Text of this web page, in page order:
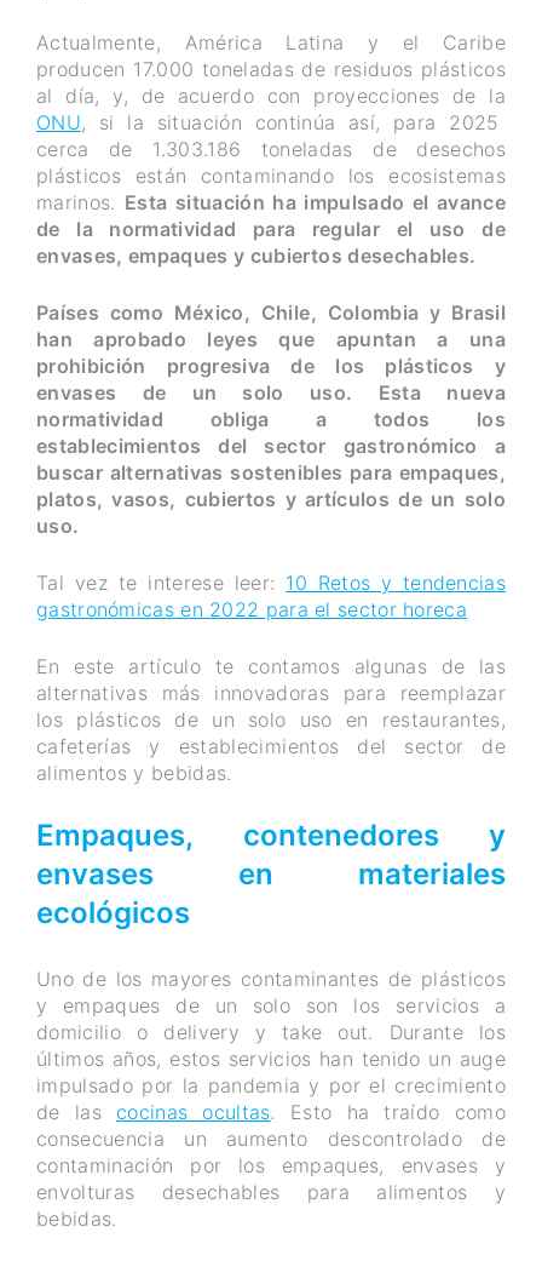
Actualmente, América Latina y el Caribe
producen 17.000 toneladas de residuos plásticos
al día, y, de acuerdo con proyecciones de la
ONU, si la situación continúa así, para 2025
cerca de 1.303.186 toneladas de desechos
plásticos están contaminando los ecosistemas
marinos. Esta situación ha impulsado el avance
de la normatividad para regular el uso de
envases, empaques y cubiertos desechables.
Países como México, Chile, Colombia y Brasil
han aprobado leyes que apuntan a una
prohibición progresiva de los plásticos y
envases de un solo uso. Esta nueva
normatividad obliga a todos los
establecimientos del sector gastronómico a
buscar alternativas sostenibles para empaques,
platos, vasos, cubiertos y artículos de un solo
uso.
Tal vez te interese leer: 10 Retos y tendencias
gastronómicas en 2022 para el sector horeca
En este artículo te contamos algunas de las
alternativas más innovadoras para reemplazar
los plásticos de un solo uso en restaurantes,
cafeterías y establecimientos del sector de
alimentos y bebidas.
Empaques, contenedores y
envases en materiales
ecológicos
Uno de los mayores contaminantes de plásticos
y empaques de un solo son los servicios a
domicilio o delivery y take out. Durante los
últimos años, estos servicios han tenido un auge
impulsado por la pandemia y por el crecimiento
de las cocinas ocultas. Esto ha traído como
consecuencia un aumento descontrolado de
contaminación por los empaques, envases y
envolturas desechables para alimentos y
bebidas.